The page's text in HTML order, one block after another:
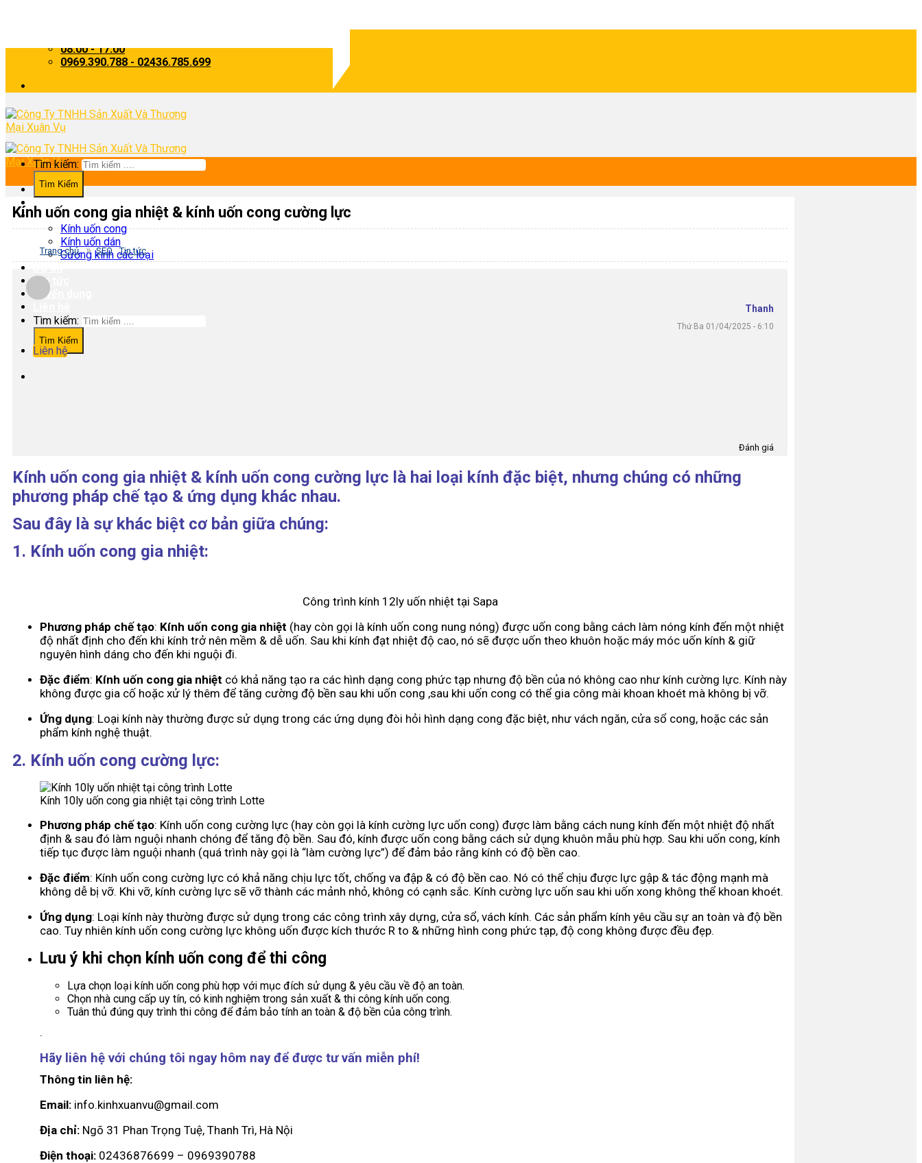
08:00 - 17:00
0969.390.788 - 02436.785.699
Trang chủ
Về chúng tôi
Sản phẩm
Kính uốn cong
Kính uốn dán
Gương kính các loại
Tin tức
Tuyển dụng
Tìm kiếm:
Liên hệ
Tìm kiếm:
Kính uốn cong gia nhiệt & kính uốn cong cường lực
Trang chủ » SEO Tin tức
Thanh
Thứ Ba 01/04/2025 - 6:10
Đánh giá
Kính uốn cong gia nhiệt & kính uốn cong cường lực là hai loại kính đặc biệt, nhưng chúng có những
phương pháp chế tạo & ứng dụng khác nhau.
Sau đây là sự khác biệt cơ bản giữa chúng:
1. Kính uốn cong gia nhiệt:
Công trình kính 12ly uốn nhiệt tại Sapa
Phương pháp chế tạo: Kính uốn cong gia nhiệt (hay còn gọi là kính uốn cong nung nóng) được uốn cong bằng cách làm nóng kính đến một nhiệt
độ nhất định cho đến khi kính trở nên mềm & dễ uốn. Sau khi kính đạt nhiệt độ cao, nó sẽ được uốn theo khuôn hoặc máy móc uốn kính & giữ
nguyên hình dáng cho đến khi nguội đi.
Đặc điểm: Kính uốn cong gia nhiệt có khả năng tạo ra các hình dạng cong phức tạp nhưng độ bền của nó không cao như kính cường lực. Kính này
không được gia cố hoặc xử lý thêm để tăng cường độ bền sau khi uốn cong ,sau khi uốn cong có thể gia công mài khoan khoét mà không bị vỡ.
Ứng dụng: Loại kính này thường được sử dụng trong các ứng dụng đòi hỏi hình dạng cong đặc biệt, như vách ngăn, cửa sổ cong, hoặc các sản
phẩm kính nghệ thuật.
2. Kính uốn cong cường lực:
Kính 10ly uốn cong gia nhiệt tại công trình Lotte
Phương pháp chế tạo: Kính uốn cong cường lực (hay còn gọi là kính cường lực uốn cong) được làm bằng cách nung kính đến một nhiệt độ nhất
định & sau đó làm nguội nhanh chóng để tăng độ bền. Sau đó, kính được uốn cong bằng cách sử dụng khuôn mẫu phù hợp. Sau khi uốn cong, kính
tiếp tục được làm nguội nhanh (quá trình này gọi là “làm cường lực”) để đảm bảo rằng kính có độ bền cao.
Đặc điểm: Kính uốn cong cường lực có khả năng chịu lực tốt, chống va đập & có độ bền cao. Nó có thể chịu được lực gập & tác động mạnh mà
không dễ bị vỡ. Khi vỡ, kính cường lực sẽ vỡ thành các mảnh nhỏ, không có cạnh sắc. Kính cường lực uốn sau khi uốn xong không thể khoan khoét.
Ứng dụng: Loại kính này thường được sử dụng trong các công trình xây dựng, cửa sổ, vách kính. Các sản phẩm kính yêu cầu sự an toàn và độ bền
cao. Tuy nhiên kính uốn cong cường lực không uốn được kích thước R to & những hình cong phức tạp, độ cong không được đều đẹp.
Lưu ý khi chọn kính uốn cong để thi công
Lựa chọn loại kính uốn cong phù hợp với mục đích sử dụng & yêu cầu về độ an toàn.
Chọn nhà cung cấp uy tín, có kinh nghiệm trong sản xuất & thi công kính uốn cong.
Tuân thủ đúng quy trình thi công để đảm bảo tính an toàn & độ bền của công trình.
.
Hãy liên hệ với chúng tôi ngay hôm nay để được tư vấn miễn phí!
Thông tin liên hệ:
Email: info.kinhxuanvu@gmail.com
Địa chỉ: Ngõ 31 Phan Trọng Tuệ, Thanh Trì, Hà Nội
Điện thoại: 02436876699 – 0969390788